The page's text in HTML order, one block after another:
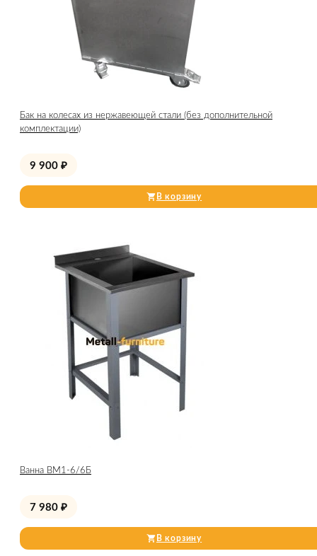
Бак на колесах из нержавеющей стали (без дополнительной
комплектации)
9 900 ₽
В корзину
Ванна ВМ1-6/6Б
7 980 ₽
В корзину